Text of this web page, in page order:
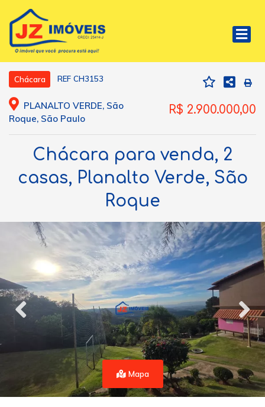
Chácara REF CH3153
PLANALTO VERDE, São
Roque, São Paulo
R$ 2.900.000,00
Chácara para venda, 2
casas, Planalto Verde, São
Roque
Mapa